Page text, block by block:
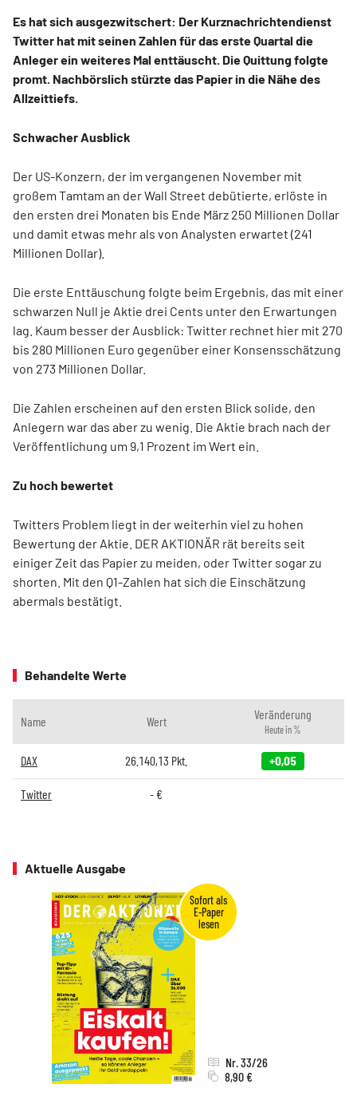
Es hat sich ausgezwitschert: Der Kurznachrichtendienst
Twitter hat mit seinen Zahlen für das erste Quartal die
Anleger ein weiteres Mal enttäuscht. Die Quittung folgte
promt. Nachbörslich stürzte das Papier in die Nähe des
Allzeittiefs.
Schwacher Ausblick
Der US-Konzern, der im vergangenen November mit
großem Tamtam an der Wall Street debütierte, erlöste in
den ersten drei Monaten bis Ende März 250 Millionen Dollar
und damit etwas mehr als von Analysten erwartet (241
Millionen Dollar).
Die erste Enttäuschung folgte beim Ergebnis, das mit einer
schwarzen Null je Aktie drei Cents unter den Erwartungen
lag. Kaum besser der Ausblick: Twitter rechnet hier mit 270
bis 280 Millionen Euro gegenüber einer Konsensschätzung
von 273 Millionen Dollar.
Die Zahlen erscheinen auf den ersten Blick solide, den
Anlegern war das aber zu wenig. Die Aktie brach nach der
Veröffentlichung um 9,1 Prozent im Wert ein.
Zu hoch bewertet
Twitters Problem liegt in der weiterhin viel zu hohen
Bewertung der Aktie. DER AKTIONÄR rät bereits seit
einiger Zeit das Papier zu meiden, oder Twitter sogar zu
shorten. Mit den Q1-Zahlen hat sich die Einschätzung
abermals bestätigt.
Behandelte Werte
Name Wert Veränderung
Heute in %
DAX 26.140,13 Pkt. +0,05
Twitter - €
Aktuelle Ausgabe
Nr. 33/26
8,90 €